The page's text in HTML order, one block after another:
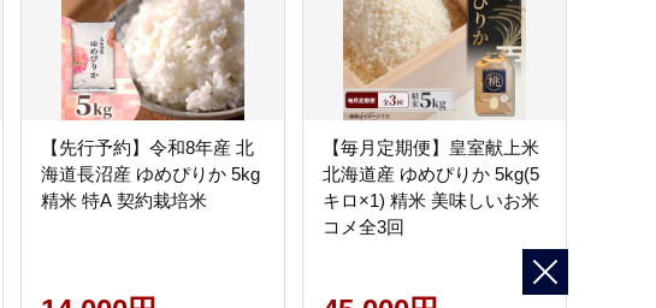
【先行予約】令和8年産 北
海道長沼産 ゆめぴりか 5kg
精米 特A 契約栽培米
【毎月定期便】皇室献上米
北海道産 ゆめぴりか 5kg(5
キロ×1) 精米 美味しいお米
コメ全3回